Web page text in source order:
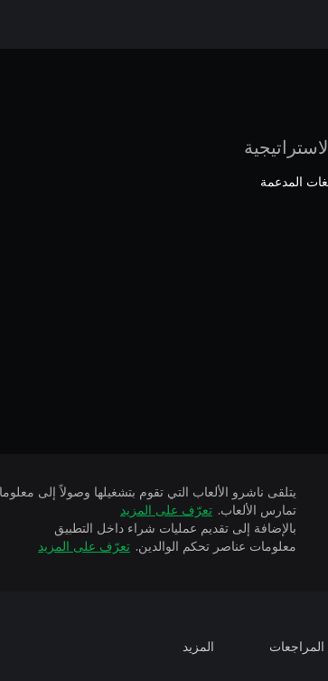
الاستراتيجية
تمارس الألعاب. تعرّف على المزيد
بالإضافة إلى تقديم عمليات شراء داخل التطبيق
معلومات عناصر تحكم الوالدين. تعرّف على المزيد
المراجعات المزيد